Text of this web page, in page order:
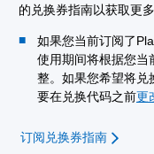
的兑换券指南以获取更多
如果您当前订阅了
使用期间将根据您当
整。如果您希望将兑
要在兑换代码之前更
订阅兑换券指南